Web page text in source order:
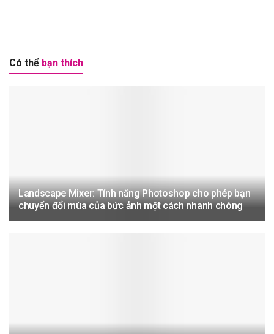
Có thể bạn thích
Landscape Mixer: Tính năng Photoshop cho phép bạn
chuyển đổi mùa của bức ảnh một cách nhanh chóng